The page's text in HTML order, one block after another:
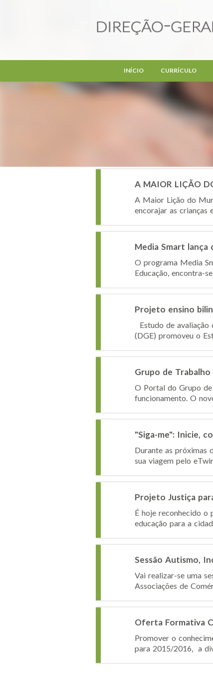
INÍCIO CURRÍCULO
A MAIOR LIÇÃO
A Maior Lição do
encorajar as
Media Smart lança
O programa Media
Educação, encontra-
Projeto ensino
Estudo de
(DGE) promoveu o
Grupo de Trabalho
O Portal do Grupo
funcionamento. O
"Siga-me": Inicie,
Durante as próximas
sua viagem pelo
Projeto Justiça
É hoje reconhecido o
educação para a
Sessão Autismo,
Vai realizar-se uma
Associações de
Oferta Formativa
Promover o
para 2015/2016, a